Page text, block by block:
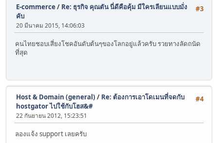
#3
E-commerce/ Re: ธุรกิจ คุณตัน นี่ดีคือคุ้ม มีใครเลียนแบบมั่ง
คับ
20 มีนาคม 2015, 14:06:03
คนไทยชอบเสี่ยงโชคอันดับต้นๆของโลกอยู่แล้วครับ รวยทางลัดถนัด
ที่สุด
#4
Host & Domain (general) / Re: ต้องการเอาโดเมนที่จดกับ
hostgator ไปใช้กับโฮส&#
22 กันยายน 2012, 15:23:51
ลองแจ้ง support เลยครับ